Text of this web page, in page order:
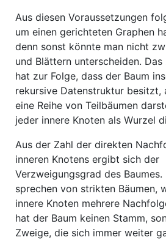
Aus diesen Voraussetzungen
um einen gerichteten Graphen
denn sonst könnte man nicht
und Blättern unterscheiden.
hat zur Folge, dass der Baum
rekursive Datenstruktur besitzt,
eine Reihe von Teilbäumen
jeder innere Knoten als Wurzel
Aus der Zahl der direkten
inneren Knotens ergibt sich der
Verzweigungsgrad des
sprechen von strikten Bäumen,
innere Knoten mehrere
hat der Baum keinen Stamm,
Zweige, die sich immer weiter